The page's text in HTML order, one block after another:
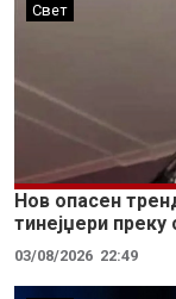
Свет
Нов опасен
тинејџери
03/08/2026 22:49